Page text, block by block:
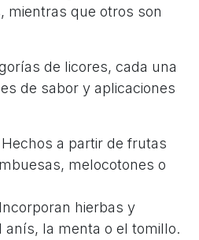
mientras que otros son
de licores, cada una
de sabor y aplicaciones
Hechos a partir de frutas
melocotones o
Incorporan hierbas y
anís, la menta o el tomillo.